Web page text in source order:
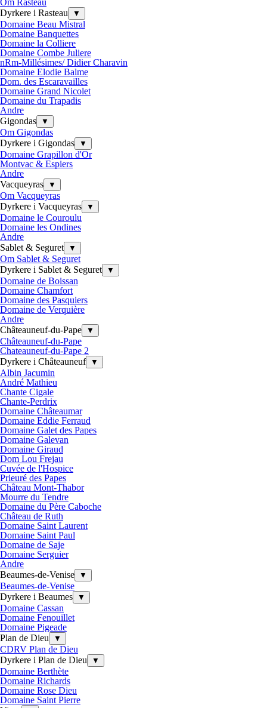
Om Rasteau
Dyrkere i Rasteau
▼
Domaine Beau Mistral
Domaine Banquettes
Domaine la Colliere
Domaine Combe Juliere
nRm-Millésimes/ Didier Charavin
Domaine Elodie Balme
Dom. des Escaravailles
Domaine Grand Nicolet
Domaine du Trapadis
Andre
Gigondas
▼
Om Gigondas
Dyrkere i Gigondas
▼
Domaine Grapillon d'Or
Montvac & Espiers
Andre
Vacqueyras
▼
Om Vacqueyras
Dyrkere i Vacqueyras
▼
Domaine le Couroulu
Domaine les Ondines
Andre
Sablet & Seguret
▼
Om Sablet & Seguret
Dyrkere i Sablet & Seguret
▼
Domaine de Boissan
Domaine Chamfort
Domaine des Pasquiers
Domaine de Verquière
Andre
Châteauneuf-du-Pape
▼
Châteauneuf-du-Pape
Chateauneuf-du-Pape 2
Dyrkere i Châteauneuf
▼
Albin Jacumin
André Mathieu
Chante Cigale
Chante-Perdrix
Domaine Châteaumar
Domaine Eddie Ferraud
Domaine Galet des Papes
Domaine Galevan
Domaine Giraud
Dom Lou Frejau
Cuvée de l'Hospice
Prieuré des Papes
Château Mont-Thabor
Mourre du Tendre
Domaine du Père Caboche
Château de Ruth
Domaine Saint Laurent
Domaine Saint Paul
Domaine de Saje
Domaine Serguier
Andre
Beaumes-de-Venise
▼
Beaumes-de-Venise
Dyrkere i Beaumes
▼
Domaine Cassan
Domaine Fenouillet
Domaine Pigeade
Plan de Dieu
▼
CDRV Plan de Dieu
Dyrkere i Plan de Dieu
▼
Domaine Berthète
Domaine Richards
Domaine Rose Dieu
Domaine Saint Pierre